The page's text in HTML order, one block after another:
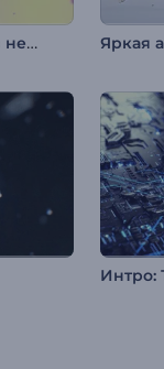
Анимация лого: Фигуры в невесомости Яркая